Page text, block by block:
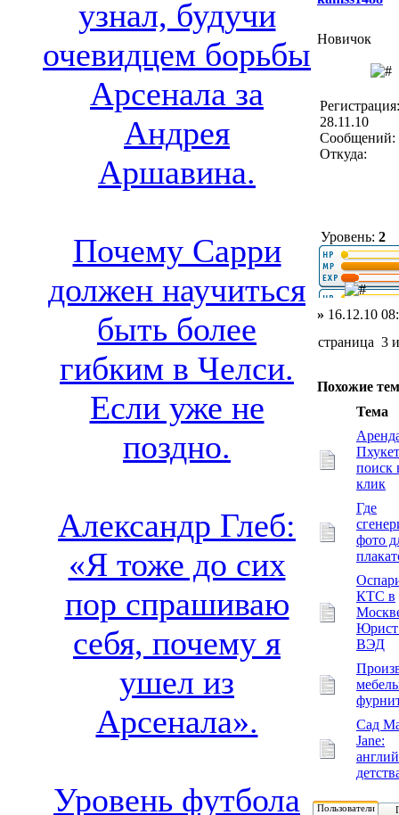
узнал, будучи
очевидцем борьбы
Арсенала за
Андрея
Аршавина.
Почему Сарри
должен научиться
быть более
гибким в Челси.
Если уже не
поздно.
Александр Глеб:
«Я тоже до сих
пор спрашиваю
себя, почему я
ушел из
Арсенала».
Уровень футбола
Новичок
Регистрация:
28.11.10
Сообщений:
Откуда:
Уровень: 2
» 16.12.10
страница 3
Похожие
Тема
поиск
клик
Где
фото
КТС в
ВЭД
Сад
Jane:
Пользователи